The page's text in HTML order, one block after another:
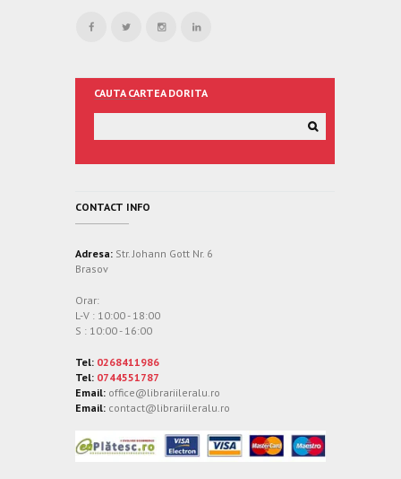
CAUTA CARTEA DORITA
CONTACT INFO
Adresa: Str. Johann Gott Nr. 6
Brasov
Orar:
L-V : 10:00 - 18:00
S : 10:00 - 16:00
Tel: 0268411986
Tel: 0744551787
Email: office@librariileralu.ro
Email: contact@librariileralu.ro